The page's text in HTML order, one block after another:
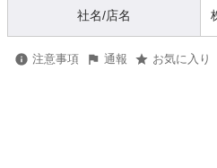
社名/店名
注意事項 通報 お気に入り